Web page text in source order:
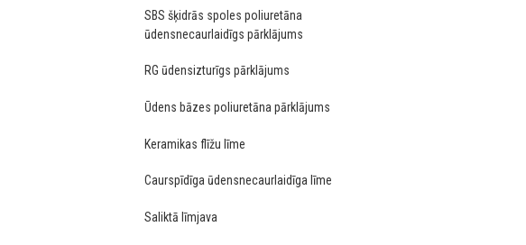
SBS šķidrās spoles poliuretāna
ūdensnecaurlaidīgs pārklājums
RG ūdensizturīgs pārklājums
Ūdens bāzes poliuretāna pārklājums
Keramikas flīžu līme
Caurspīdīga ūdensnecaurlaidīga līme
Saliktā līmjava